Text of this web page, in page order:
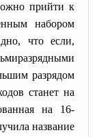
прийти к
набором
что если,
разрядом
станет на
на 16-
название